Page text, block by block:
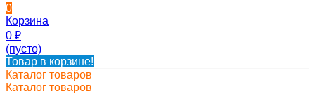
0
Корзина
0 ₽
(пусто)
Товар в корзине!
Каталог товаров
Каталог товаров